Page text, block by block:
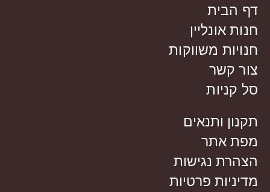
דף הבית
חנות אונליין
חנויות משווקות
צור קשר
סל קניות
תקנון ותנאים
מפת אתר
הצהרת נגישות
מדיניות פרטיות